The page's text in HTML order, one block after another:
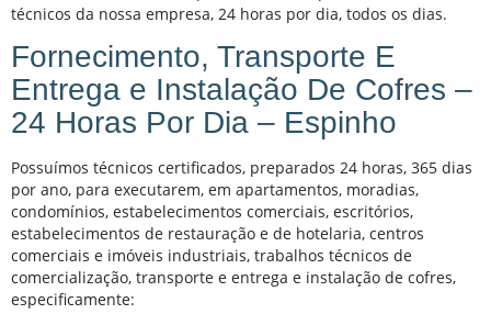
técnicos da nossa empresa, 24 horas por dia, todos os dias.
Fornecimento, Transporte E
Entrega e Instalação De Cofres –
24 Horas Por Dia – Espinho
Possuímos técnicos certificados, preparados 24 horas, 365 dias
por ano, para executarem, em apartamentos, moradias,
condomí­nios, estabelecimentos comerciais, escritórios,
estabelecimentos de restauração e de hotelaria, centros
comerciais e imóveis industriais, trabalhos técnicos de
comercialização, transporte e entrega e instalação de cofres,
especificamente: